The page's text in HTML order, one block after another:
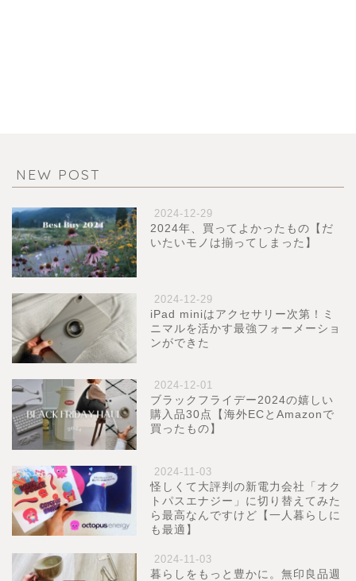
NEW POST
2024-12-29
2024年、買ってよかったもの【だ
いたいモノは揃ってしまった】
2024-12-29
iPad miniはアクセサリー次第！ミ
ニマルを活かす最強フォーメーショ
ンができた
2024-12-01
ブラックフライデー2024の嬉しい
購入品30点【海外ECとAmazonで
買ったもの】
2024-11-03
怪しくて大評判の新電力会社「オク
トパスエナジー」に切り替えてみた
ら最高なんですけど【一人暮らしに
も最適】
2024-11-03
暮らしをもっと豊かに。無印良品週